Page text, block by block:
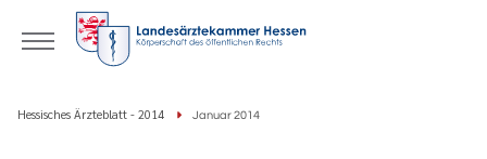
Hessisches Ärzteblatt - 2014 Januar 2014